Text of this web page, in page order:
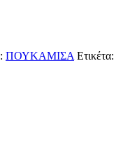
ΠΟΥΚΑΜΙΣΑ Ετικέτα: